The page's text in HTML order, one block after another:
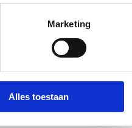
Marketing
Alles toestaan